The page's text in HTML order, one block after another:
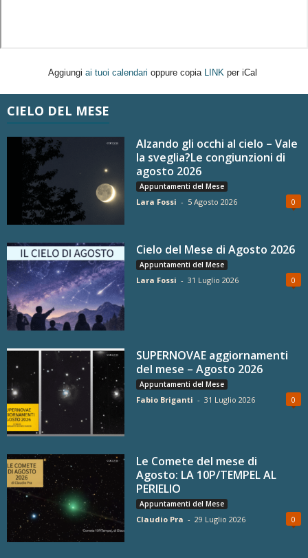
Aggiungi ai tuoi calendari oppure copia LINK per iCal
CIELO DEL MESE
Alzando gli occhi al cielo – Vale
la sveglia?Le congiunzioni di
agosto 2026
Appuntamenti del Mese
Lara Fossi - 5 Agosto 2026 0
Cielo del Mese di Agosto 2026
Appuntamenti del Mese
Lara Fossi - 31 Luglio 2026 0
SUPERNOVAE aggiornamenti
del mese – Agosto 2026
Appuntamenti del Mese
Fabio Briganti - 31 Luglio 2026 0
Le Comete del mese di
Agosto: LA 10P/TEMPEL AL
PERIELIO
Appuntamenti del Mese
Claudio Pra - 29 Luglio 2026 0